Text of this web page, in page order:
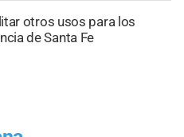
otros usos para los
de Santa Fe